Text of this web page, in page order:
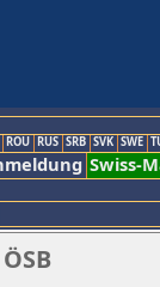
ROU RUS SRB SVK SWE
Swiss-